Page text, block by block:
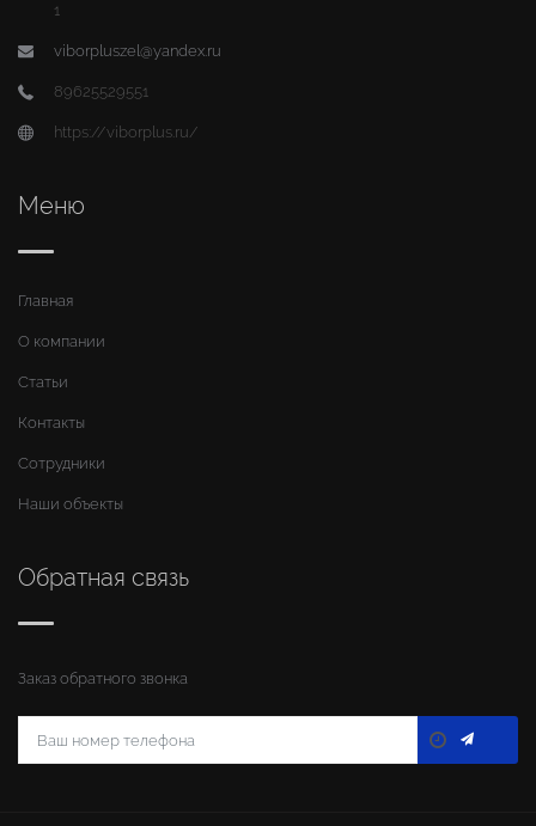
1
viborpluszel@yandex.ru
89625529551
https://viborplus.ru/
Меню
Главная
О компании
Статьи
Контакты
Сотрудники
Наши объекты
Обратная связь
Заказ обратного звонка